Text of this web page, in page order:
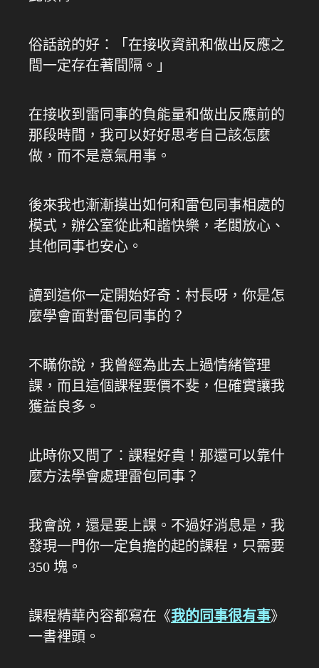
俗話說的好：「在接收資訊和做出反應之
間一定存在著間隔。」
在接收到雷同事的負能量和做出反應前的
那段時間，我可以好好思考自己該怎麼
做，而不是意氣用事。
後來我也漸漸摸出如何和雷包同事相處的
模式，辦公室從此和諧快樂，老闆放心、
其他同事也安心。
讀到這你一定開始好奇：村長呀，你是怎
麼學會面對雷包同事的？
不瞞你說，我曾經為此去上過情緒管理
課，而且這個課程要價不斐，但確實讓我
獲益良多。
此時你又問了：課程好貴！那還可以靠什
麼方法學會處理雷包同事？
我會說，還是要上課。不過好消息是，我
發現一門你一定負擔的起的課程，只需要
350 塊。
課程精華內容都寫在《我的同事很有事》
一書裡頭。